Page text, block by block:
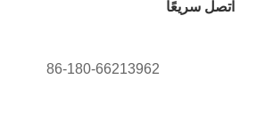
اتصل سريعًا
86-180-66213962